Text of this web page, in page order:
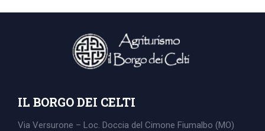
IL BORGO DEI CELTI
Via Versurone – Loc. Doccia del Cimone Fiumalbo (MO)